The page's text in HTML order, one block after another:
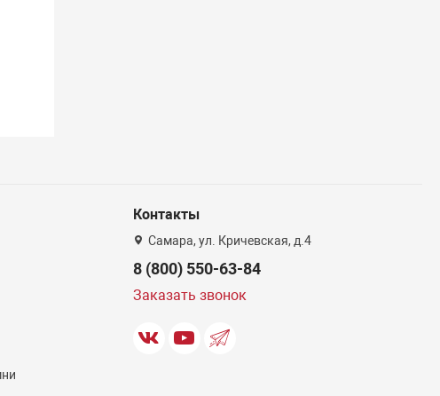
Контакты
Самара, ул. Кричевская, д.4
8 (800) 550-63-84
Заказать звонок